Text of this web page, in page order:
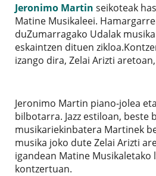
Jeronimo Martin seikoteak
Matine Musikaleei.
duZumarragako Udalak
eskaintzen dituen
izango dira, Zelai Arizti
Jeronimo Martin piano-jolea
bilbotarra. Jazz estiloan, beste
musikariekinbatera Martinek
musika joko dute Zelai Arizti
igandean Matine Musikaletako
kontzertuan.